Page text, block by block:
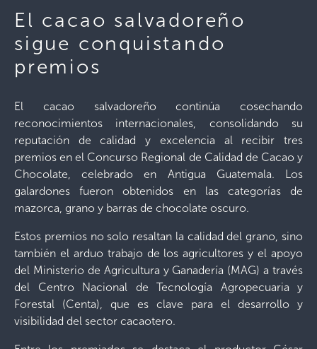
El cacao salvadoreño
sigue conquistando
premios
El cacao salvadoreño continúa cosechando
reconocimientos internacionales, consolidando su
reputación de calidad y excelencia al recibir tres
premios en el Concurso Regional de Calidad de Cacao y
Chocolate, celebrado en Antigua Guatemala. Los
galardones fueron obtenidos en las categorías de
mazorca, grano y barras de chocolate oscuro.
Estos premios no solo resaltan la calidad del grano, sino
también el arduo trabajo de los agricultores y el apoyo
del Ministerio de Agricultura y Ganadería (MAG) a través
del Centro Nacional de Tecnología Agropecuaria y
Forestal (Centa), que es clave para el desarrollo y
visibilidad del sector cacaotero.